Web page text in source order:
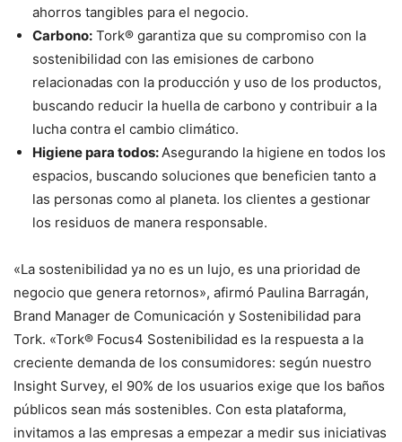
ahorros tangibles para el negocio.
Carbono: Tork® garantiza que su compromiso con la
sostenibilidad con las emisiones de carbono
relacionadas con la producción y uso de los productos,
buscando reducir la huella de carbono y contribuir a la
lucha contra el cambio climático.
Higiene para todos: Asegurando la higiene en todos los
espacios, buscando soluciones que beneficien tanto a
las personas como al planeta. los clientes a gestionar
los residuos de manera responsable.
«La sostenibilidad ya no es un lujo, es una prioridad de
negocio que genera retornos», afirmó Paulina Barragán,
Brand Manager de Comunicación y Sostenibilidad para
Tork. «Tork® Focus4 Sostenibilidad es la respuesta a la
creciente demanda de los consumidores: según nuestro
Insight Survey, el 90% de los usuarios exige que los baños
públicos sean más sostenibles. Con esta plataforma,
invitamos a las empresas a empezar a medir sus iniciativas